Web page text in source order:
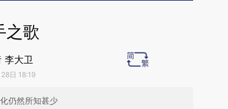
之歌
李大卫
日 18:19
仍然所知甚少